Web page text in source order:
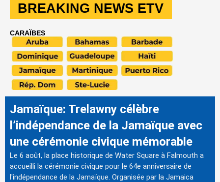
BREAKING NEWS ETV
CARAÏBES
Jamaïque: Trelawny célèbre
l’indépendance de la Jamaïque avec
une cérémonie civique mémorable
Le 6 août, la place historique de Water Square à Falmouth a
accueilli la cérémonie civique pour le 64e anniversaire de
l'indépendance de la Jamaïque. Organisée par la Jamaica